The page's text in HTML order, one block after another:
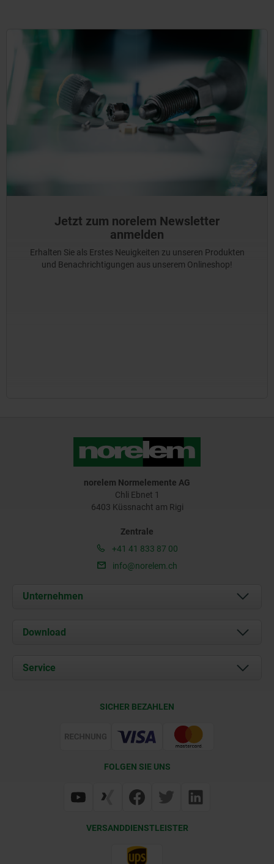
Jetzt zum norelem Newsletter
anmelden
Erhalten Sie als Erstes Neuigkeiten zu unseren Produkten
und Benachrichtigungen aus unserem Onlineshop!
norelem Normelemente AG
Chli Ebnet 1
6403 Küssnacht am Rigi
Zentrale
+41 41 833 87 00
info@norelem.ch
Unternehmen
Über uns
Kontakt
Download
Service
SICHER BEZAHLEN
FOLGEN SIE UNS
VERSANDDIENSTLEISTER